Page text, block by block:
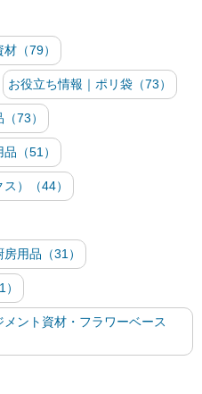
（79）
お役立ち情報｜ポリ袋（73）
73）
（51）
）（44）
用品（31）
ント資材・フラワーベース